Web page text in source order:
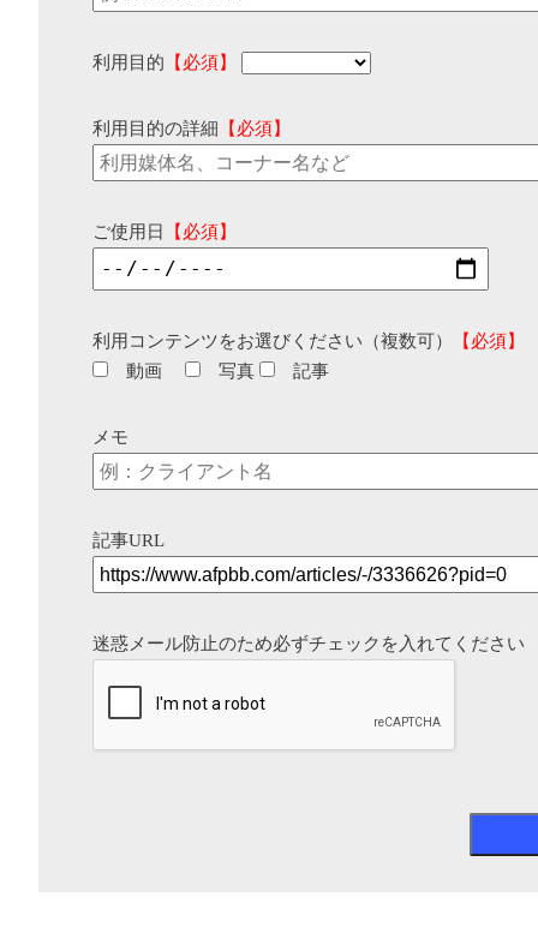
利用目的 【必須】
利用目的の詳細 【必須】
ご使用日 【必須】
利用コンテンツをお選びください（複数可）
【必須】
動画
写真 記事
メモ
記事URL
迷惑メール防止のため必ずチェックを入れてください